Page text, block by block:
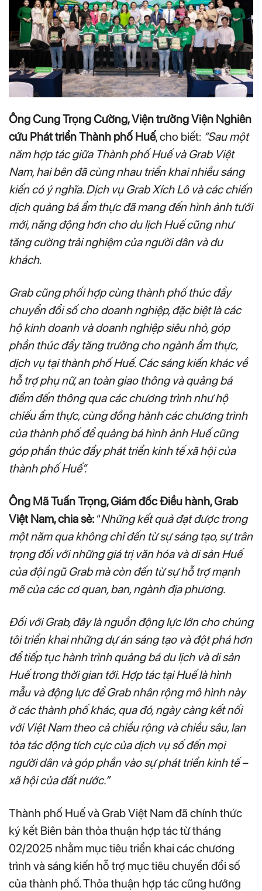
Ông Cung Trọng Cường, Viện trưởng Viện Nghiên
cứu Phát triển Thành phố Huế, cho biết: “Sau một
năm hợp tác giữa Thành phố Huế và Grab Việt
Nam, hai bên đã cùng nhau triển khai nhiều sáng
kiến có ý nghĩa. Dịch vụ Grab Xích Lô và các chiến
dịch quảng bá ẩm thực đã mang đến hình ảnh tưới
mới, năng động hơn cho du lịch Huế cũng như
tăng cường trải nghiệm của người dân và du
khách.
Grab cũng phối hợp cùng thành phố thúc đẩy
chuyển đổi số cho doanh nghiệp, đặc biệt là các
hộ kinh doanh và doanh nghiệp siêu nhỏ, góp
phần thúc đẩy tăng trưởng cho ngành ẩm thực,
dịch vụ tại thành phố Huế. Các sáng kiến khác về
hỗ trợ phụ nữ, an toàn giao thông và quảng bá
điểm đến thông qua các chương trình như hộ
chiếu ẩm thực, cùng đồng hành các chương trình
của thành phố để quảng bá hình ảnh Huế cũng
góp phần thúc đẩy phát triển kinh tế xã hội của
thành phố Huế”.
Ông Mã Tuấn Trọng, Giám đốc Điều hành, Grab
Việt Nam, chia sẻ: “Những kết quả đạt được trong
một năm qua không chỉ đến từ sự sáng tạo, sự trân
trọng đối với những giá trị văn hóa và di sản Huế
của đội ngũ Grab mà còn đến từ sự hỗ trợ mạnh
mẽ của các cơ quan, ban, ngành địa phương.
Đối với Grab, đây là nguồn động lực lớn cho chúng
tôi triển khai những dự án sáng tạo và đột phá hơn
để tiếp tục hành trình quảng bá du lịch và di sản
Huế trong thời gian tới. Hợp tác tại Huế là hình
mẫu và động lực để Grab nhân rộng mô hình này
ở các thành phố khác, qua đó, ngày càng kết nối
với Việt Nam theo cả chiều rộng và chiều sâu, lan
tỏa tác động tích cực của dịch vụ số đến mọi
người dân và góp phần vào sự phát triển kinh tế –
xã hội của đất nước.”
Thành phố Huế và Grab Việt Nam đã chính thức
ký kết Biên bản thỏa thuận hợp tác từ tháng
02/2025 nhằm mục tiêu triển khai các chương
trình và sáng kiến hỗ trợ mục tiêu chuyển đổi số
của thành phố. Thỏa thuận hợp tác cũng hướng